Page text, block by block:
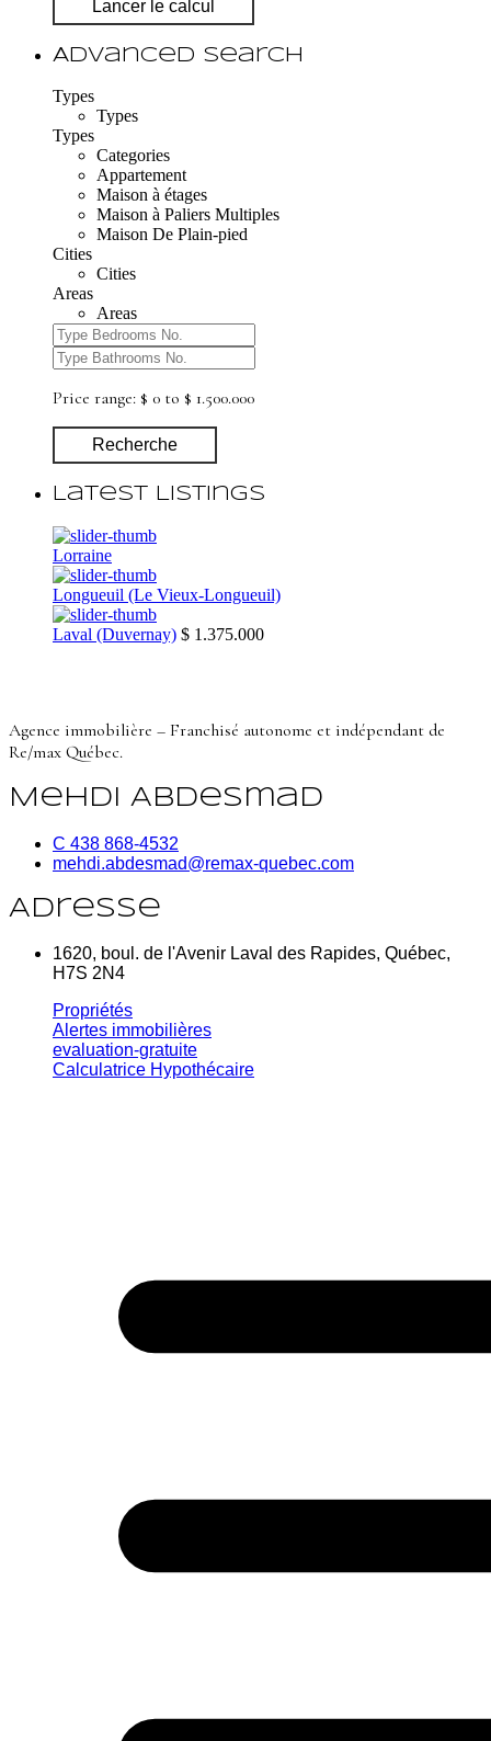
Lancer le calcul
Advanced Search
Types
Types
Types
Categories
Appartement
Maison à étages
Maison à Paliers Multiples
Maison De Plain-pied
Cities
Cities
Areas
Areas
Price range: $ 0 to $ 1.500.000
Recherche
Latest Listings
Lorraine
Longueuil (Le Vieux-Longueuil)
Laval (Duvernay) $ 1.375.000
Agence immobilière – Franchisé autonome et indépendant de
Re/max Québec.
Mehdi Abdesmad
C 438 868-4532
mehdi.abdesmad@remax-quebec.com
Adresse
1620, boul. de l'Avenir Laval des Rapides, Québec,
H7S 2N4
Propriétés
Alertes immobilières
evaluation-gratuite
Calculatrice Hypothécaire